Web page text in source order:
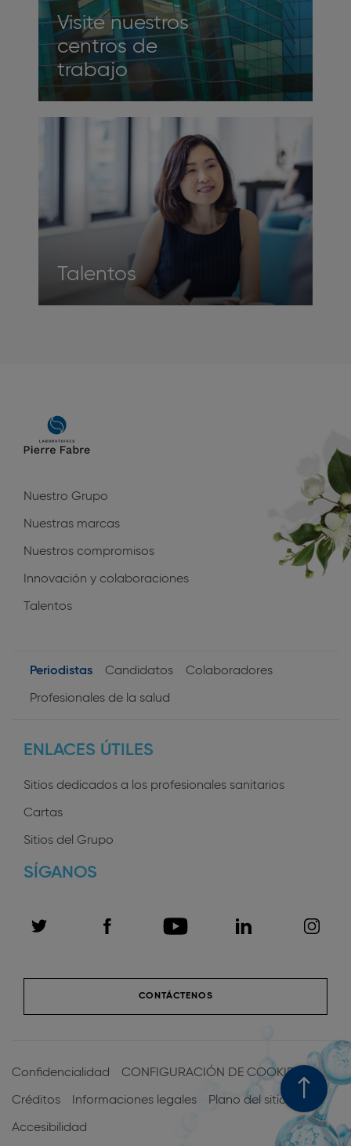
Visite nuestros
centros de
trabajo
Talentos
Main
navigation
Nuestro Grupo
Nuestras marcas
Nuestros compromisos
Innovación y colaboraciones
Talentos
User
Periodistas Candidatos Colaboradores
Profesionales de la salud
ENLACES ÚTILES
Sitios dedicados a los profesionales sanitarios
Cartas
Sitios del Grupo
SÍGANOS
CONTÁCTENOS
Pied
de
Confidencialidad CONFIGURACIÓN DE COOKIES
Créditos Informaciones legales Plano del sitio
Accesibilidad